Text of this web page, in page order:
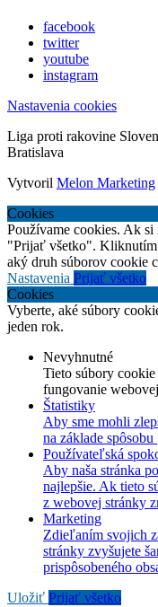
facebook
twitter
youtube
instagram
Nastavenia cookies
Liga proti rakovine
Bratislava
Vytvoril Melon Marketing
Cookies
Používame cookies. Ak
"Prijať všetko". Kliknutím
aký druh súborov cookie
Nastavenia Prijať všetko
Cookies
Vyberte, aké súbory
jeden rok.
Nevyhnutné
Tieto súbory
fungovanie
Štatistiky
Aby sme mohli
na základe
Používateľská
Aby naša stránka
najlepšie. Ak tieto
z webovej stránky
Marketing
Zdieľaním svojich
stránky zvyšujete
prispôsobeného
Uložiť Prijať všetko